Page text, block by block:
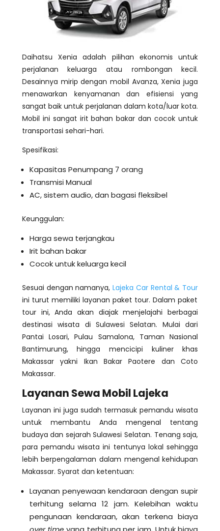
Daihatsu Xenia adalah pilihan ekonomis untuk
perjalanan keluarga atau rombongan kecil.
Desainnya mirip dengan mobil Avanza, Xenia juga
menawarkan kenyamanan dan efisiensi yang
sangat baik untuk perjalanan dalam kota/luar kota.
Mobil ini sangat irit bahan bakar dan cocok untuk
transportasi sehari-hari.
Spesifikasi:
Kapasitas Penumpang 7 orang
Transmisi Manual
AC, sistem audio, dan bagasi fleksibel
Keunggulan:
Harga sewa terjangkau
Irit bahan bakar
Cocok untuk keluarga kecil
Sesuai dengan namanya,Lajeka Car Rental & Tour
ini turut memiliki layanan paket tour. Dalam paket
tour ini, Anda akan diajak menjelajahi berbagai
destinasi wisata di Sulawesi Selatan. Mulai dari
Pantai Losari, Pulau Samalona, Taman Nasional
Bantimurung, hingga mencicipi kuliner khas
Makassar yakni Ikan Bakar Paotere dan Coto
Makassar.
Layanan Sewa Mobil Lajeka
Layanan ini juga sudah termasuk pemandu wisata
untuk membantu Anda mengenal tentang
budaya dan sejarah Sulawesi Selatan. Tenang saja,
para pemandu wisata ini tentunya lokal sehingga
lebih berpengalaman dalam mengenal kehidupan
Makassar. Syarat dan ketentuan:
Layanan penyewaan kendaraan dengan supir
terhitung selama 12 jam. Kelebihan waktu
pengunaan kendaraan, akan terkena biaya